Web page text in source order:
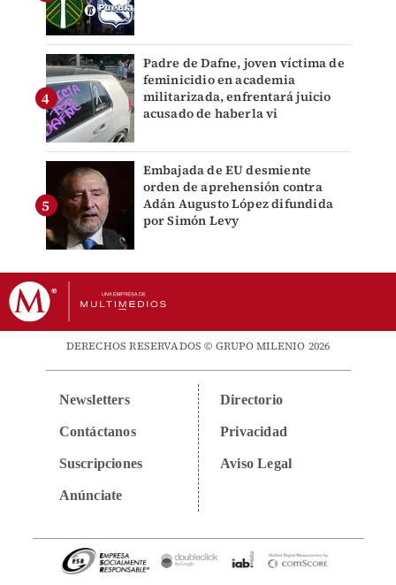
Padre de Dafne, joven víctima de
feminicidio en academia
militarizada, enfrentará juicio
acusado de haberla vi
Embajada de EU desmiente
orden de aprehensión contra
Adán Augusto López difundida
por Simón Levy
DERECHOS RESERVADOS © GRUPO MILENIO 2026
Newsletters
Contáctanos
Suscripciones
Anúnciate
Directorio
Privacidad
Aviso Legal